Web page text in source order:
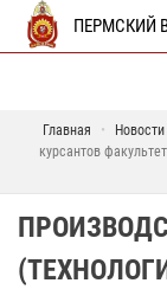
ПЕРМСКИЙ
Главная Новости
курсантов